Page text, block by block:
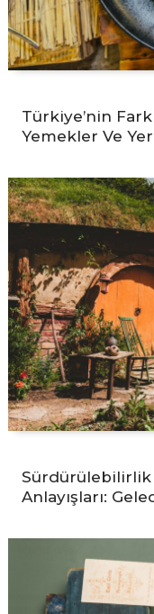
Türkiye’nin
Yemekler Ve
Sürdürülebilirlik
Anlayışları: